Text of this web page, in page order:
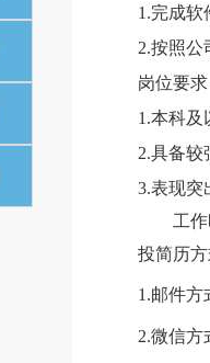
1.完成软
2.按照公
岗位要求
1.本科及
2.具备较
3.表现突
工
投简历方
1.邮件方
2.微信方